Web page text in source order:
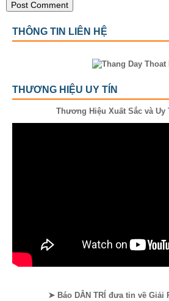
THÔNG TIN LIÊN HỆ
THƯƠNG HIỆU UY TÍN
Thương Hiệu Xuất Sắc và Uy
➤ Báo DÂN TRÍ đưa tin về Giải